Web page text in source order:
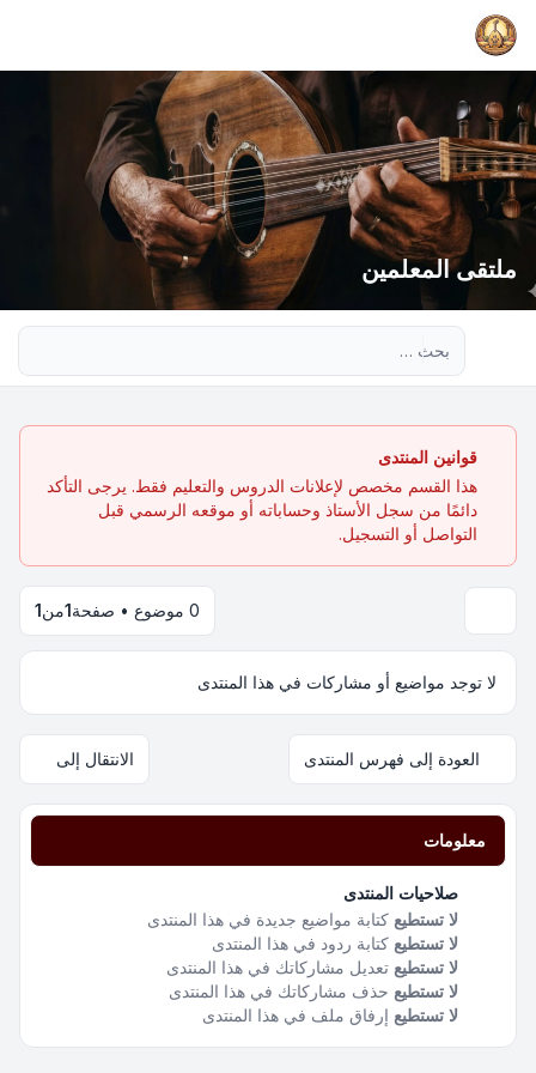
ملتقى المعلمين
قوانين المنتدى
هذا القسم مخصص لإعلانات الدروس والتعليم فقط. يرجى التأكد
دائمًا من سجل الأستاذ وحساباته أو موقعه الرسمي قبل
التواصل أو التسجيل.
0 موضوع • صفحة 1من1
لا توجد مواضيع أو مشاركات في هذا المنتدى
العودة إلى فهرس المنتدى الانتقال إلى
معلومات
صلاحيات المنتدى
لا تستطيع كتابة مواضيع جديدة في هذا المنتدى
لا تستطيع كتابة ردود في هذا المنتدى
لا تستطيع تعديل مشاركاتك في هذا المنتدى
لا تستطيع حذف مشاركاتك في هذا المنتدى
لا تستطيع إرفاق ملف في هذا المنتدى